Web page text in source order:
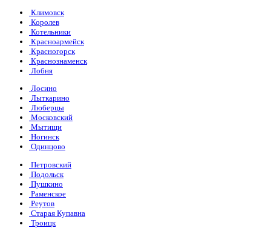
Климовск
Королев
Котельники
Красноармейск
Красногорск
Краснознаменск
Лобня
Лосино
Лыткарино
Люберцы
Московский
Мытищи
Ногинск
Одинцово
Петровский
Подольск
Пушкино
Раменское
Реутов
Старая Купавна
Троицк